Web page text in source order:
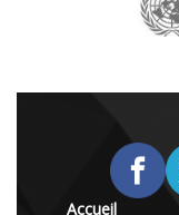
Accueil